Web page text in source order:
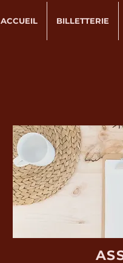
ACCUEIL BILLETTERIE